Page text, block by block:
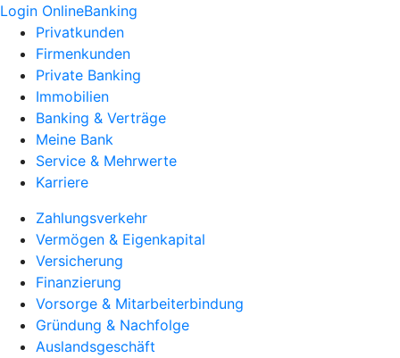
Login OnlineBanking
Privatkunden
Firmenkunden
Private Banking
Immobilien
Banking & Verträge
Meine Bank
Service & Mehrwerte
Karriere
Zahlungsverkehr
Vermögen & Eigenkapital
Versicherung
Finanzierung
Vorsorge & Mitarbeiterbindung
Gründung & Nachfolge
Auslandsgeschäft